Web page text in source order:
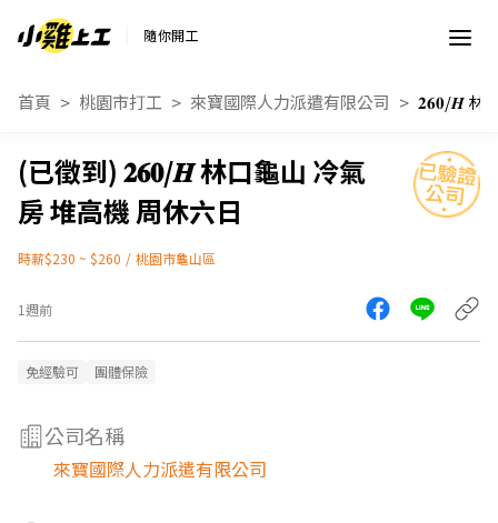
隨你開工
首頁 桃園市打工 來寶國際人力派遣有限公司
𝟐𝟔𝟎/𝑯 林口龜山 冷氣
房 堆高機 周休六日
時薪$230 ~ $260 / 桃園市龜山區
1週前
免經驗可 團體保險
公司名稱
來寶國際人力派遣有限公司